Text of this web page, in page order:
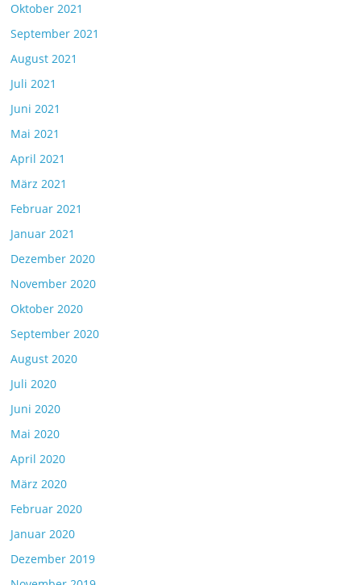
Oktober 2021
September 2021
August 2021
Juli 2021
Juni 2021
Mai 2021
April 2021
März 2021
Februar 2021
Januar 2021
Dezember 2020
November 2020
Oktober 2020
September 2020
August 2020
Juli 2020
Juni 2020
Mai 2020
April 2020
März 2020
Februar 2020
Januar 2020
Dezember 2019